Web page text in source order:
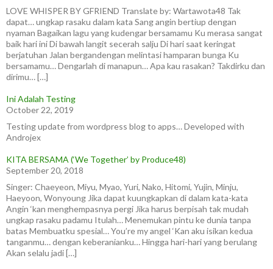
LOVE WHISPER BY GFRIEND Translate by: Wartawota48 Tak
dapat… ungkap rasaku dalam kata Sang angin bertiup dengan
nyaman Bagaikan lagu yang kudengar bersamamu Ku merasa sangat
baik hari ini Di bawah langit secerah salju Di hari saat keringat
berjatuhan Jalan bergandengan melintasi hamparan bunga Ku
bersamamu… Dengarlah di manapun… Apa kau rasakan? Takdirku dan
dirimu… […]
Ini Adalah Testing
October 22, 2019
Testing update from wordpress blog to apps… Developed with
Androjex
KITA BERSAMA (‘We Together’ by Produce48)
September 20, 2018
Singer: Chaeyeon, Miyu, Myao, Yuri, Nako, Hitomi, Yujin, Minju,
Haeyoon, Wonyoung Jika dapat kuungkapkan di dalam kata-kata
Angin ‘kan menghempasnya pergi Jika harus berpisah tak mudah
ungkap rasaku padamu Itulah… Menemukan pintu ke dunia tanpa
batas Membuatku spesial… You’re my angel ‘Kan aku isikan kedua
tanganmu… dengan keberanianku… Hingga hari-hari yang berulang
Akan selalu jadi […]